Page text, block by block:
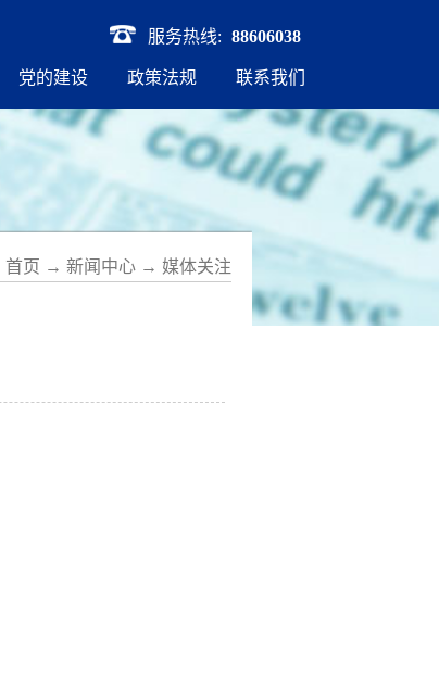
服务热线: 88606038
党的建设 政策法规 联系我们
首页 → 新闻中心 → 媒体关注